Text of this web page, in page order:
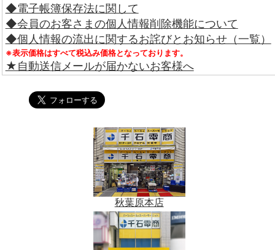
◆電子帳簿保存法に関して
◆会員のお客さまの個人情報削除機能について
◆個人情報の流出に関するお詫びとお知らせ（一覧）
※表示価格はすべて税込み価格となっております。
★自動送信メールが届かないお客様へ
秋葉原本店